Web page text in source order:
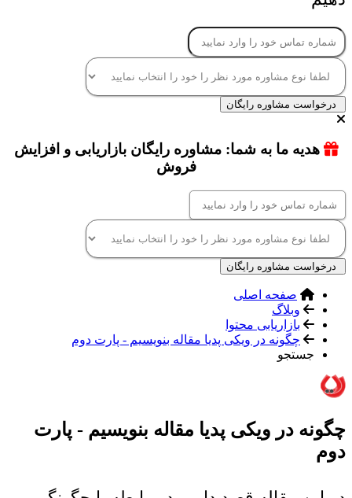
درخواست مشاوره رایگان
هدیه ما به شما: مشاوره رایگان بازاریابی و افزایش
فروش
درخواست مشاوره رایگان
صفحه اصلی
وبلاگ
بازاریابی محتوا
چگونه در ویکی پدیا مقاله بنویسیم - پارت دوم
جستجو
چگونه در ویکی پدیا مقاله بنویسیم - پارت
دوم